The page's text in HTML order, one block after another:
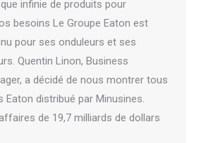
infinie de produits pour
besoins Le Groupe Eaton est
pour ses onduleurs et ses
Quentin Linon, Business
a décidé de nous montrer tous
Eaton distribué par Minusines.
de 19,7 milliards de dollars